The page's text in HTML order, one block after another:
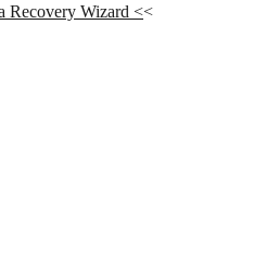
Recovery Wizard <<